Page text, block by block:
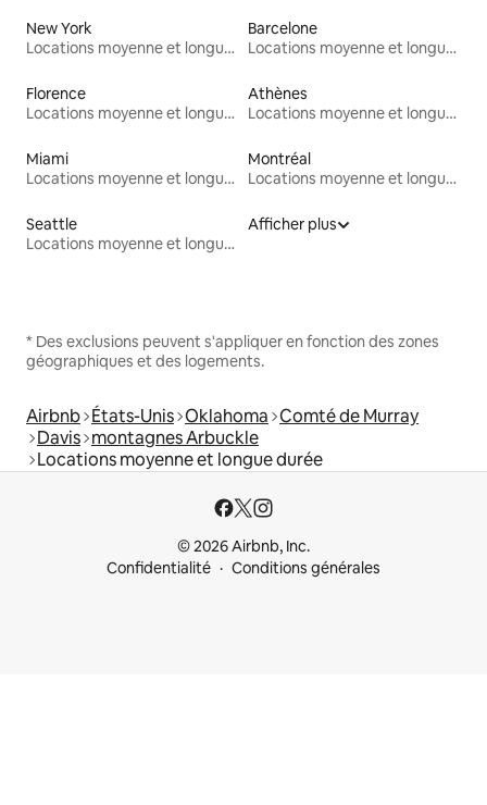
New York
Locations moyenne et longue durée
Barcelone
Locations moyenne et longue durée
Florence
Locations moyenne et longue durée
Athènes
Locations moyenne et longue durée
Miami
Locations moyenne et longue durée
Montréal
Locations moyenne et longue durée
Seattle
Locations moyenne et longue durée
Afficher plus
* Des exclusions peuvent s'appliquer en fonction des zones
géographiques et des logements.
Airbnb États-Unis Oklahoma Comté de Murray
Davis montagnes Arbuckle
Locations moyenne et longue durée
© 2026 Airbnb, Inc.
Confidentialité
Conditions générales